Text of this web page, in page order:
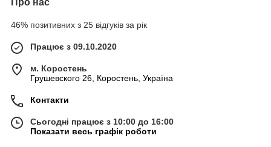
Про нас
46% позитивних з 25 відгуків за рік
Працює з 09.10.2020
м. Коростень
Грушевского 26, Коростень, Україна
Контакти
Сьогодні працює з 10:00 до 16:00
Показати весь графік роботи